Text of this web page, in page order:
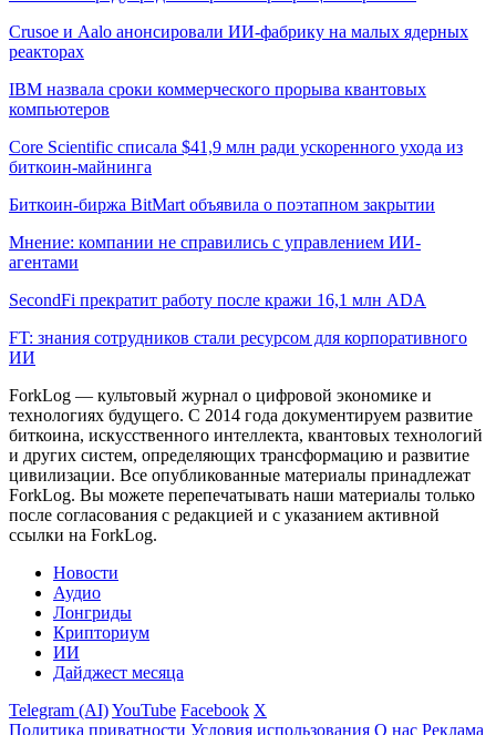
Crusoe и Aalo анонсировали ИИ-фабрику на малых ядерных
реакторах
IBM назвала сроки коммерческого прорыва квантовых
компьютеров
Core Scientific списала $41,9 млн ради ускоренного ухода из
биткоин-майнинга
Биткоин-биржа BitMart объявила о поэтапном закрытии
Мнение: компании не справились с управлением ИИ-
агентами
SecondFi прекратит работу после кражи 16,1 млн ADA
FT: знания сотрудников стали ресурсом для корпоративного
ИИ
ForkLog — культовый журнал о цифровой экономике и
технологиях будущего. С 2014 года документируем развитие
биткоина, искусственного интеллекта, квантовых технологий
и других систем, определяющих трансформацию и развитие
цивилизации. Все опубликованные материалы принадлежат
ForkLog. Вы можете перепечатывать наши материалы только
после согласования с редакцией и с указанием активной
ссылки на ForkLog.
Новости
Аудио
Лонгриды
Крипториум
ИИ
Дайджест месяца
Telegram (AI)YouTube Facebook X
Политика приватности Условия использования О нас Реклама